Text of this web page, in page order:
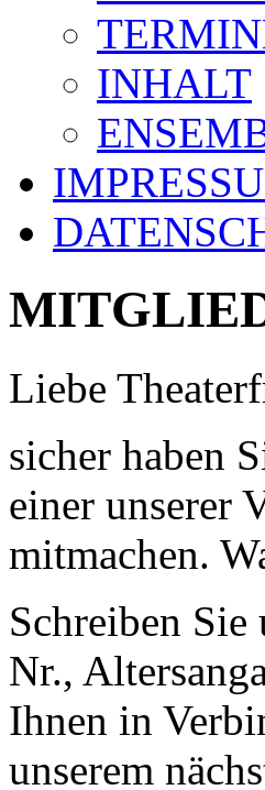
INHALT
Liebe
sicher haben
einer unserer
mitmachen.
Schreiben
Nr.,
Ihnen in
unserem